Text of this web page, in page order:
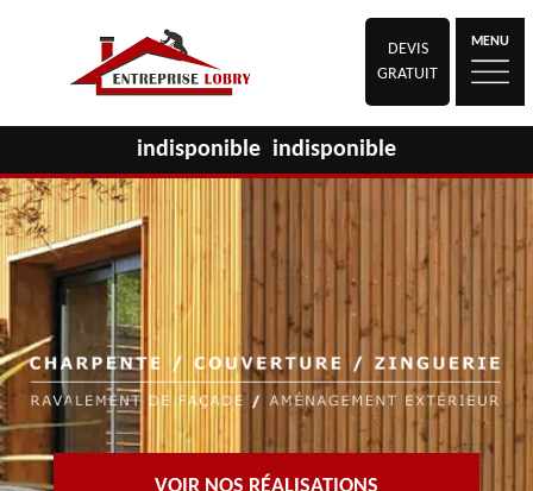
DEVIS
GRATUIT
MENU
indisponible indisponible